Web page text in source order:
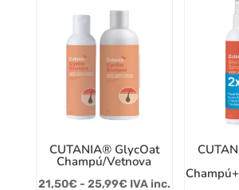
CUTANIA® GlycOat
Champú/Vetnova
21,50€ - 25,99€Rango
IVA inc.